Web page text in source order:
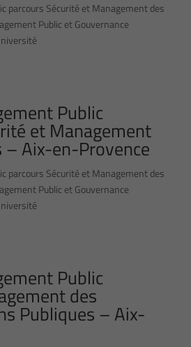
parcours Sécurité et Management des
Public et Gouvernance
Public
et Management
– Aix-en-Provence
parcours Sécurité et Management des
Public et Gouvernance
Public
des
Publiques – Aix-